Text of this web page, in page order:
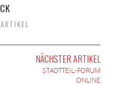
NÄCHSTER ARTIKEL
STADTTEIL-FORUM
ONLINE